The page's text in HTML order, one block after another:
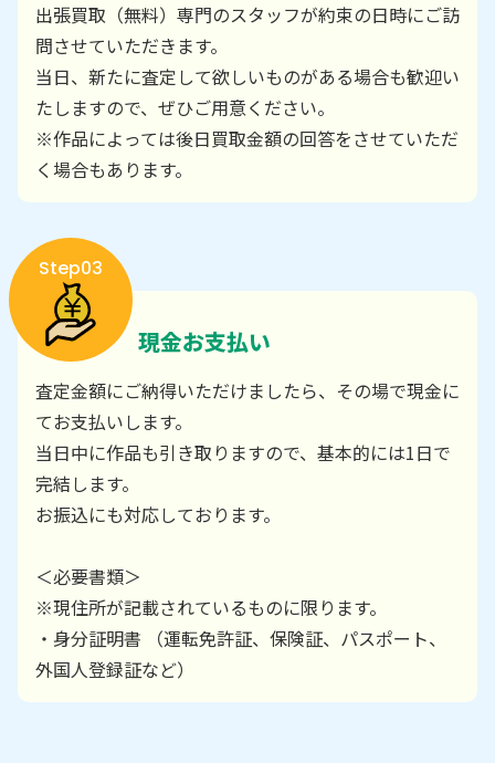
出張買取（無料）専門のスタッフが約束の日時にご訪
問させていただきます。
当日、新たに査定して欲しいものがある場合も歓迎い
たしますので、ぜひご用意ください。
※作品によっては後日買取金額の回答をさせていただ
く場合もあります。
Step03
現金お支払い
査定金額にご納得いただけましたら、その場で現金に
てお支払いします。
当日中に作品も引き取りますので、基本的には1日で
完結します。
お振込にも対応しております。
＜必要書類＞
※現住所が記載されているものに限ります。
・身分証明書 （運転免許証、保険証、パスポート、
外国人登録証など）